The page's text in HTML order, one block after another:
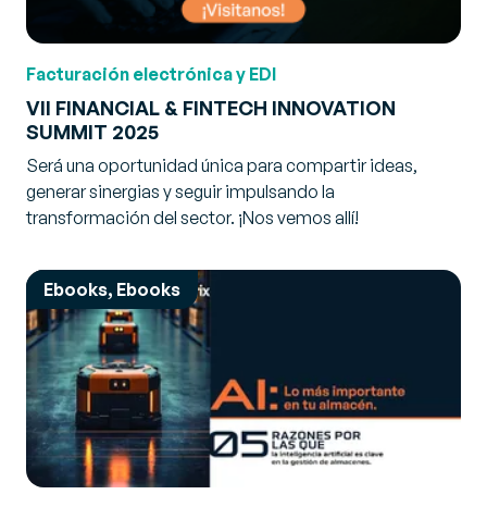
Facturación electrónica y EDI
VII FINANCIAL & FINTECH INNOVATION
SUMMIT 2025
Será una oportunidad única para compartir ideas,
generar sinergias y seguir impulsando la
transformación del sector. ¡Nos vemos allí!
Ebooks, Ebooks